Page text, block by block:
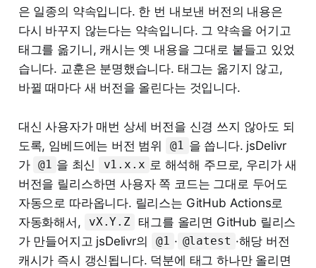
은 일종의 약속입니다. 한 번 내보낸 버전의 내용은
다시 바꾸지 않는다는 약속입니다. 그 약속을 어기고
태그를 옮기니, 캐시는 옛 내용을 그대로 붙들고 있었
습니다. 교훈은 분명했습니다. 태그는 옮기지 않고,
바뀔 때마다 새 버전을 올린다는 것입니다.
대신 사용자가 매번 상세 버전을 신경 쓰지 않아도 되
도록, 임베드에는 버전 범위
@1 을 씁니다. jsDelivr
가 @1 을 최신 v1.x.x 로 해석해 주므로, 우리가 새
버전을 릴리스하면 사용자 쪽 코드는 그대로 두어도
자동으로 따라옵니다. 릴리스는 GitHub Actions로
자동화해서,
vX.Y.Z 태그를 올리면 GitHub 릴리스
가 만들어지고 jsDelivr의
@1 · @latest ·해당 버전
캐시가 즉시 갱신됩니다. 덕분에 태그 하나만 올리면